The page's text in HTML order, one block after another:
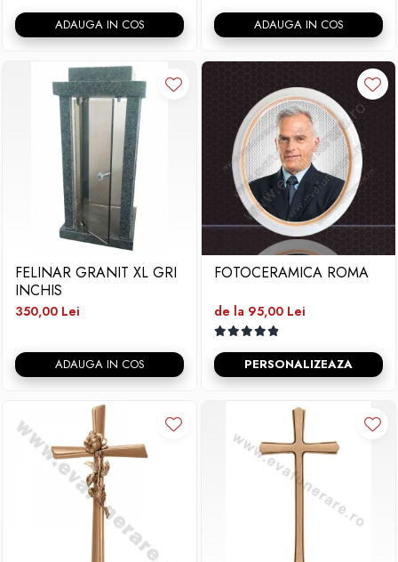
ADAUGA IN COS ADAUGA IN COS
FELINAR GRANIT XL GRI
INCHIS
350,00 Lei
ADAUGA IN COS
FOTOCERAMICA ROMA
de la 95,00 Lei
PERSONALIZEAZA